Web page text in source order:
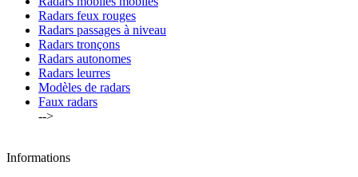
Radars feux rouges
Radars passages à niveau
Radars tronçons
Radars autonomes
Radars leurres
Modèles de radars
Faux radars
-->
Informations